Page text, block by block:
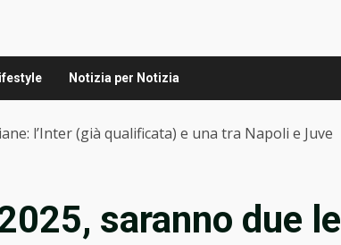
Notizia per Notizia
l’Inter (già qualificata) e una tra Napoli e Juve
saranno due le